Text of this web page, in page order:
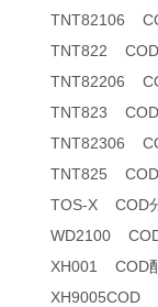
TNT82106
TNT822
TNT82206
TNT823
TNT82306
TNT825
TOS-X COD
WD2100
XH001 COD
XH9005COD